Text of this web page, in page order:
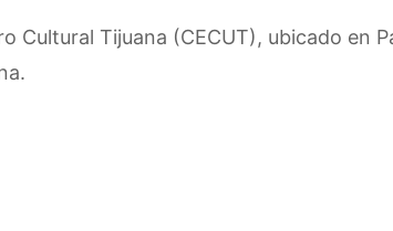
Cultural Tijuana (CECUT), ubicado en